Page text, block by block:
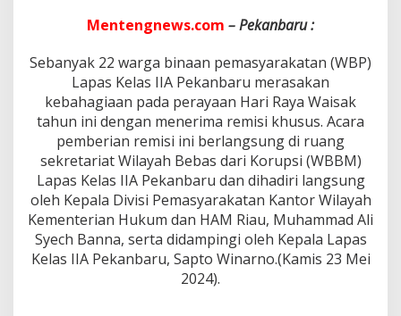
I
e
k
a
n
b
a
r
u
M
e
m
b
e
r
Mentengnews.com – Pekanbaru :
Sebanyak 22 warga binaan pemasyarakatan (WBP)
Lapas Kelas IIA Pekanbaru merasakan
kebahagiaan pada perayaan Hari Raya Waisak
tahun ini dengan menerima remisi khusus. Acara
pemberian remisi ini berlangsung di ruang
sekretariat Wilayah Bebas dari Korupsi (WBBM)
Lapas Kelas IIA Pekanbaru dan dihadiri langsung
oleh Kepala Divisi Pemasyarakatan Kantor Wilayah
Kementerian Hukum dan HAM Riau, Muhammad Ali
Syech Banna, serta didampingi oleh Kepala Lapas
Kelas IIA Pekanbaru, Sapto Winarno.(Kamis 23 Mei
2024).